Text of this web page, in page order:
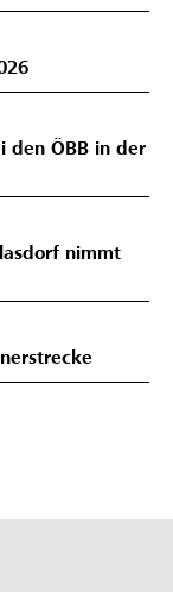
den ÖBB in der
nimmt